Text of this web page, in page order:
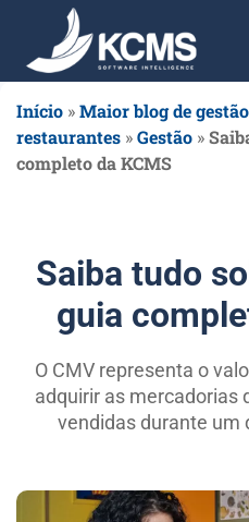
Início »Maior blog de
restaurantes »Gestão »
completo da KCMS
Saiba tudo
guia
O CMV representa o
adquirir as mercadorias
vendidas durante um